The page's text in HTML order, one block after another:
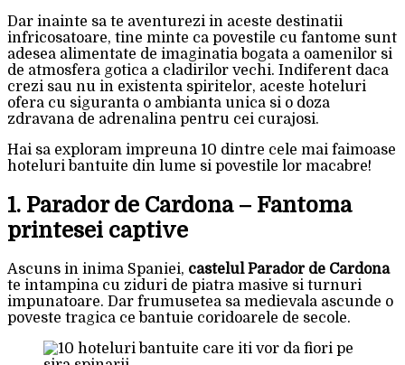
Dar inainte sa te aventurezi in aceste destinatii
infricosatoare, tine minte ca povestile cu fantome sunt
adesea alimentate de imaginatia bogata a oamenilor si
de atmosfera gotica a cladirilor vechi. Indiferent daca
crezi sau nu in existenta spiritelor, aceste hoteluri
ofera cu siguranta o ambianta unica si o doza
zdravana de adrenalina pentru cei curajosi.
Hai sa exploram impreuna 10 dintre cele mai faimoase
hoteluri bantuite din lume si povestile lor macabre!
1. Parador de Cardona – Fantoma
printesei captive
Ascuns in inima Spaniei, castelul Parador de Cardona
te intampina cu ziduri de piatra masive si turnuri
impunatoare. Dar frumusetea sa medievala ascunde o
poveste tragica ce bantuie coridoarele de secole.